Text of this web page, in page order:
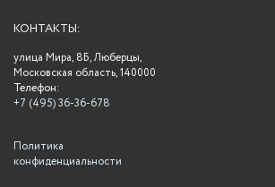
КОНТАКТЫ:
улица Мира, 8Б, Люберцы,
Московская область, 140000
Телефон:
+7 (495) 36-36-678
Политика
конфиденциальности